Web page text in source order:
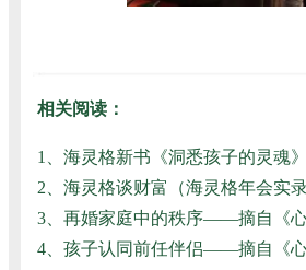
相关阅读：
1、 海灵格新书《洞悉孩子的灵魂
2、 海灵格谈财富（海灵格年会实录
3、 再婚家庭中的秩序——摘自《心
4、 孩子认同前任伴侣——摘自《心